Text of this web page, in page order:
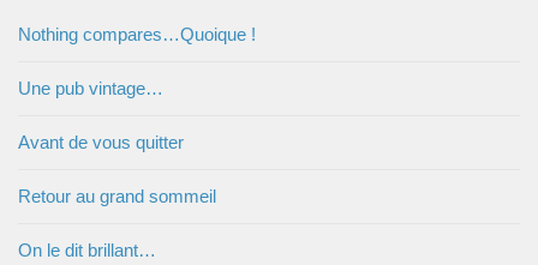
Nothing compares…Quoique !
Une pub vintage…
Avant de vous quitter
Retour au grand sommeil
On le dit brillant…